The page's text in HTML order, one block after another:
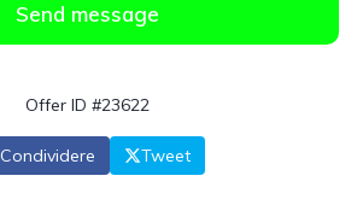
Send message
Offer ID #23622
Condividere Tweet